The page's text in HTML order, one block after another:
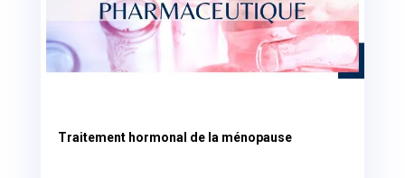
Traitement hormonal de la ménopause